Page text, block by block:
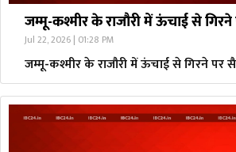
जम्मू-कश्मीर के राजौरी में ऊंचाई से
Jul 22, 2026 | 01:28 PM
जम्मू-कश्मीर के राजौरी में ऊंचाई से गिरने पर